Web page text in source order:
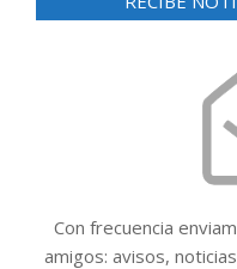
Con frecuencia
amigos: avisos,